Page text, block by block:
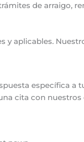
de arraigo,
y aplicables.
específica a
cita con nuestros